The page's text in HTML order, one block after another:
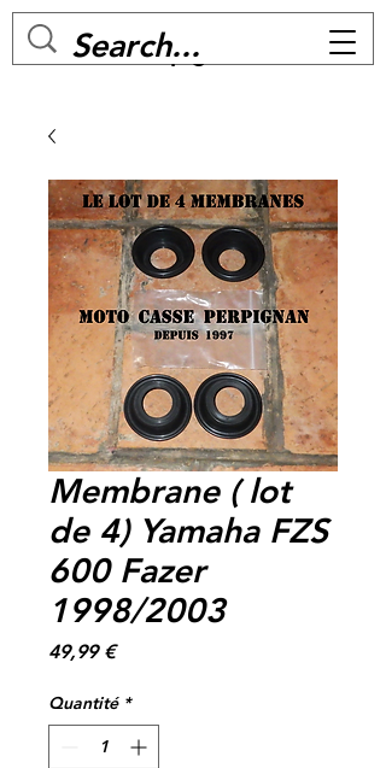
MC BIKE Perpignan
Membrane ( lot
de 4) Yamaha FZS
600 Fazer
1998/2003
49,99 €Prix
Quantité *